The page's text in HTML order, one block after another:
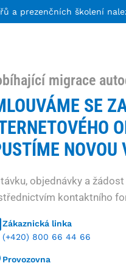
a prezenčních školení
migrace
SE
NOVOU
objednávky a
kontaktního
Zákaznická linka
(+420) 800 66 44 66
Provozovna